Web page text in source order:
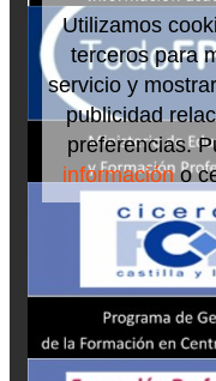
Utilizamos
terceros para
servicio y
publicidad
preferencias.
informacióno